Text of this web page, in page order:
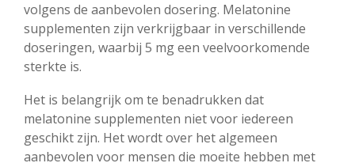
volgens de aanbevolen dosering. Melatonine
supplementen zijn verkrijgbaar in verschillende
doseringen, waarbij 5 mg een veelvoorkomende
sterkte is.
Het is belangrijk om te benadrukken dat
melatonine supplementen niet voor iedereen
geschikt zijn. Het wordt over het algemeen
aanbevolen voor mensen die moeite hebben met